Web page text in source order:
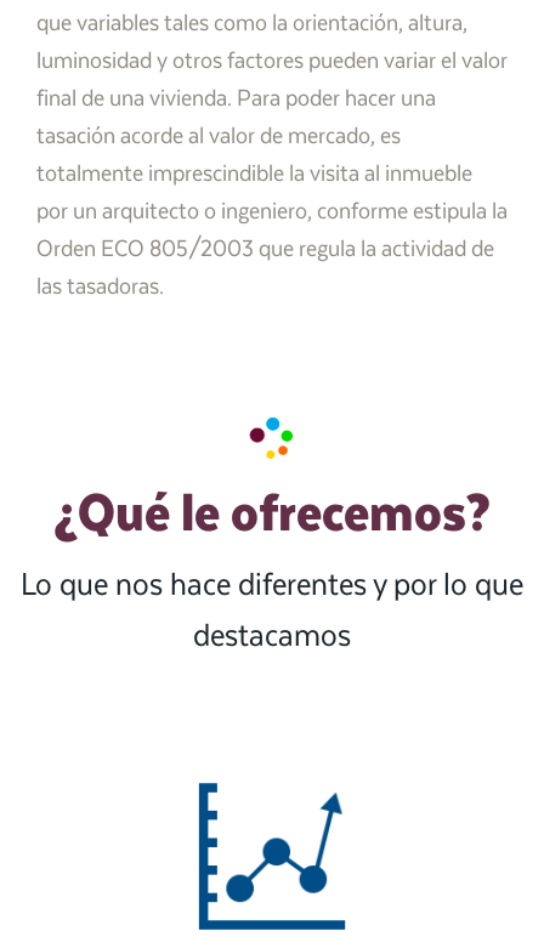
que variables tales como la orientación, altura,
luminosidad y otros factores pueden variar el valor
final de una vivienda. Para poder hacer una
tasación acorde al valor de mercado, es
totalmente imprescindible la visita al inmueble
por un arquitecto o ingeniero, conforme estipula la
Orden ECO 805/2003 que regula la actividad de
las tasadoras.
¿Qué le ofrecemos?
Lo que nos hace diferentes y por lo que
destacamos